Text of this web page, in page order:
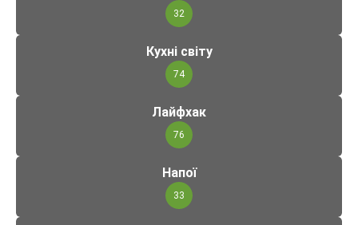
32
Кухні світу
74
Лайфхак
76
Напої
33